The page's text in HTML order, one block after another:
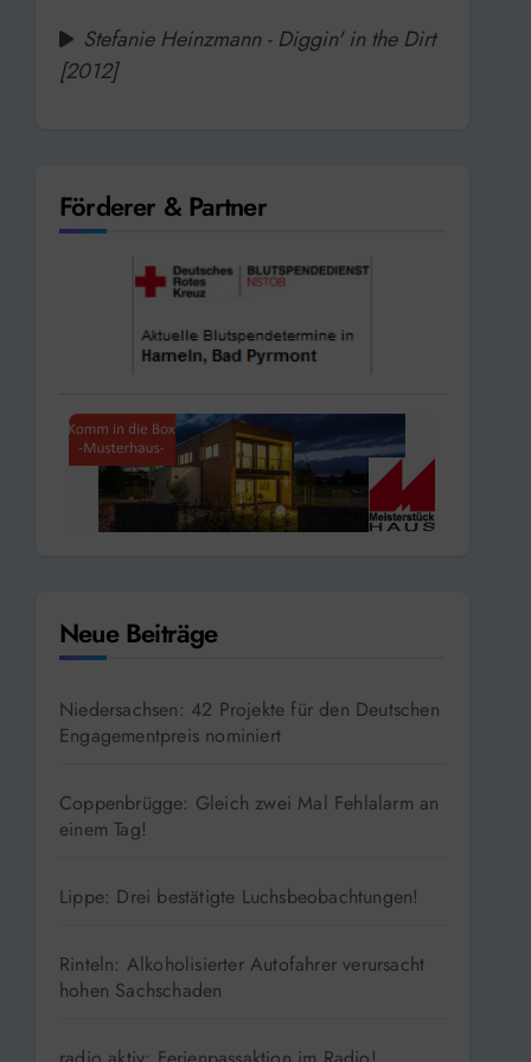
Stefanie Heinzmann - Diggin' in the Dirt
[2012]
Förderer & Partner
Neue Beiträge
Niedersachsen: 42 Projekte für den Deutschen
Engagementpreis nominiert
Coppenbrügge: Gleich zwei Mal Fehlalarm an
einem Tag!
Lippe: Drei bestätigte Luchsbeobachtungen!
Rinteln: Alkoholisierter Autofahrer verursacht
hohen Sachschaden